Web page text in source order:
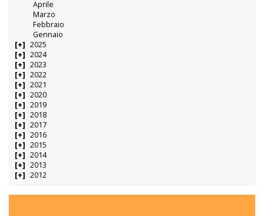
Aprile
Marzo
Febbraio
Gennaio
2025
2024
2023
2022
2021
2020
2019
2018
2017
2016
2015
2014
2013
2012